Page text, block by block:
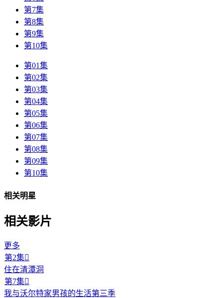
第7集
第8集
第9集
第10集
第01集
第02集
第03集
第04集
第05集
第06集
第07集
第08集
第09集
第10集
相关明星
相关影片
更多
第2集
住在清潭洞
第7集
我与沃尔特家男孩的生活第三季